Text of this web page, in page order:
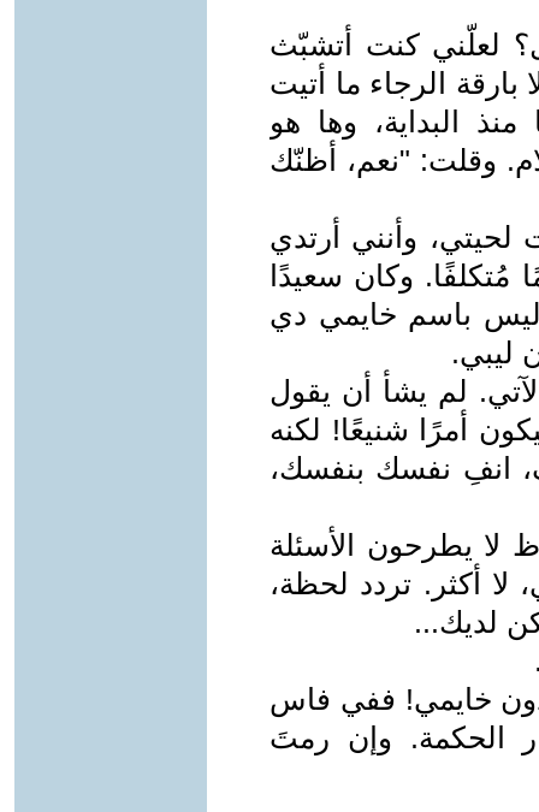
لعلّني كنت أتشبّث
الرجاء ما أتيت
منذ البداية، وها هو
وقلت: "نعم، أظنّك
وأنني أرتدي
وكان سعيدًا
باسم خايمي دي
ليبي.
لم يشأ أن يقول
أمرًا شنيعًا! لكنه
انفِ نفسك بنفسك،
لا يطرحون الأسئلة
أكثر. تردد لحظة،
لديك...
دون خايمي! ففي فاس
الحكمة. وإن رمتَ